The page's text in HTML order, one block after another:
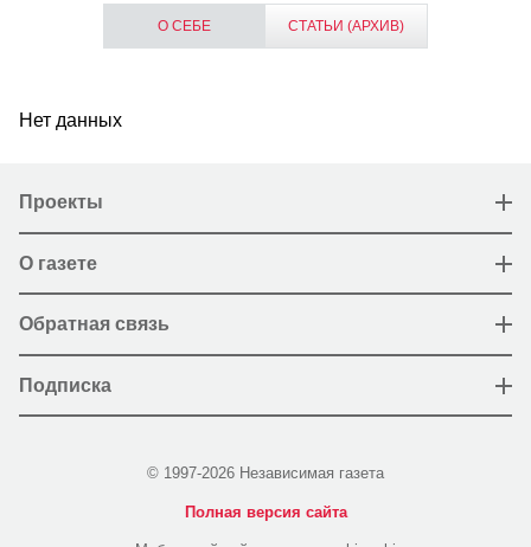
О СЕБЕ СТАТЬИ (АРХИВ)
Нет данных
Проекты
О газете
Обратная связь
Подписка
© 1997-2026 Независимая газета
Полная версия сайта